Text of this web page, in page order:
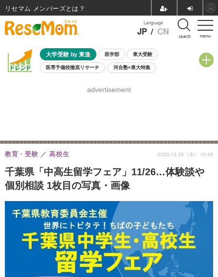
menu
Language
JP / CN search
大学受験 by 東進 医学部 東大受験
医専予備校徹底リサーチ 河合塾×東大特集
8月開催学校説明会・相談会
advertisement
千葉県「中高生留学フェア」11/26…体験談や
個別相談 1枚目の写真・画像
教育・受験 高校生 2023.10.25（水） 10:45
リセマム メンバーズ